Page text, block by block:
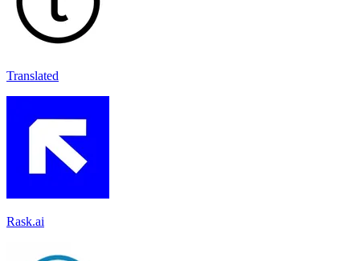
Translated
Rask.ai